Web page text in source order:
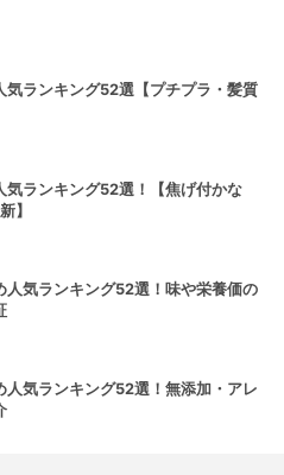
気ランキング52選【プチプラ・髪質
気ランキング52選！【焦げ付かな
】
人気ランキング52選！味や栄養価の
人気ランキング52選！無添加・アレ